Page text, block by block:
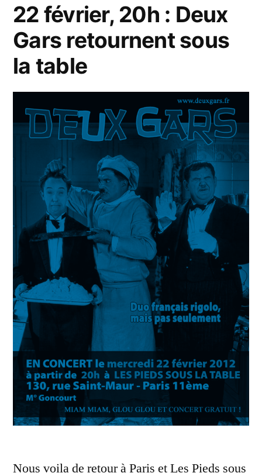
dans
de
22 février, 20h : Deux
Gars retournent sous
la table
Nous voila de retour à Paris et Les Pieds sous